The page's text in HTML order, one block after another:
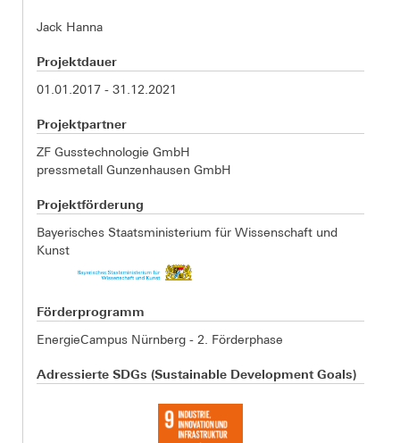
Jack Hanna
Projektdauer
01.01.2017 - 31.12.2021
Projektpartner
ZF Gusstechnologie GmbH
pressmetall Gunzenhausen GmbH
Projektförderung
Bayerisches Staatsministerium für Wissenschaft und
Kunst
Förderprogramm
EnergieCampus Nürnberg - 2. Förderphase
Adressierte SDGs (Sustainable Development Goals)